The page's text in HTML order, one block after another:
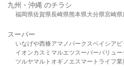
九州・沖縄 のチラシ
福岡県佐賀県長崎県熊本県大分県宮崎県
スーパー
いなげや西條アマノパークスベイシア
イオンカスミ マルエツスーパーバリュー
ツルヤマルト オギノ エスマート ライフ業